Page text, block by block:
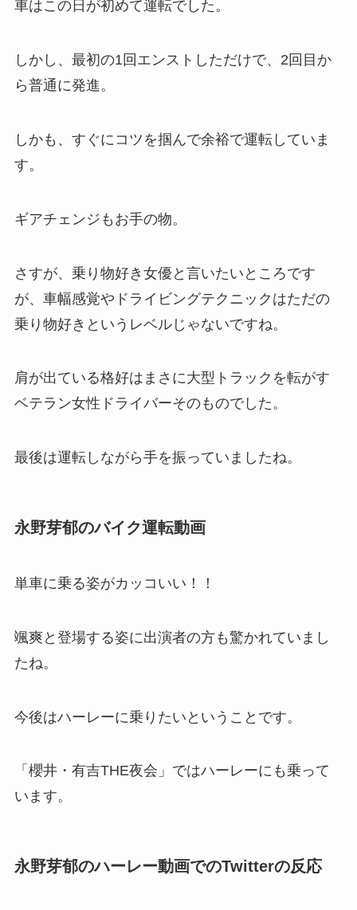
車はこの日が初めて運転でした。
しかし、最初の1回エンストしただけで、2回目か
ら普通に発進。
しかも、すぐにコツを掴んで余裕で運転していま
す。
ギアチェンジもお手の物。
さすが、乗り物好き女優と言いたいところです
が、車幅感覚やドライビングテクニックはただの
乗り物好きというレベルじゃないですね。
肩が出ている格好はまさに大型トラックを転がす
ベテラン女性ドライバーそのものでした。
最後は運転しながら手を振っていましたね。
永野芽郁のバイク運転動画
単車に乗る姿がカッコいい！！
颯爽と登場する姿に出演者の方も驚かれていまし
たね。
今後はハーレーに乗りたいということです。
「櫻井・有吉THE夜会」ではハーレーにも乗って
います。
永野芽郁のハーレー動画でのTwitterの反応